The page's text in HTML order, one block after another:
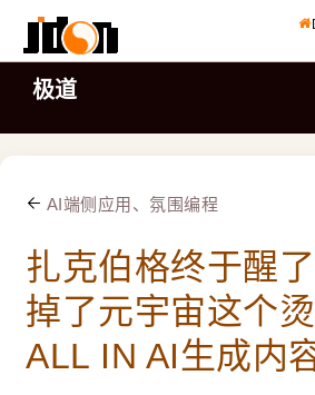
极道
AI端侧应用、氛围编程
扎克伯格终于醒
掉了元宇宙这个烫
ALL IN AI生成内